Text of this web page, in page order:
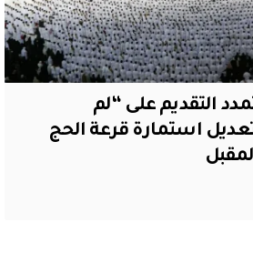
التقديم على “لم
استمارة قرعة الحج